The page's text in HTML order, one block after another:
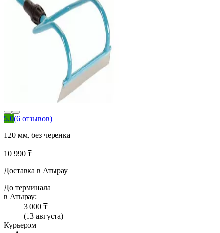
5.0(6 отзывов)
120 мм, без черенка
10 990 ₸
Доставка в Атырау
До терминала
в Атырау:
3 000 ₸
(13 августа)
Курьером